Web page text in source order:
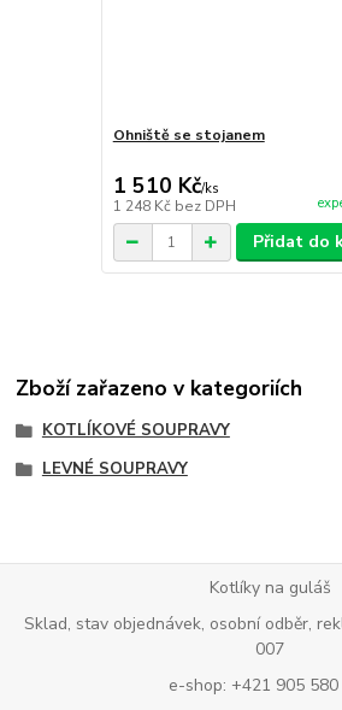
Ohniště se stojanem
1 510 Kč/ks
1 248 Kč bez DPH
Přidat do
Zboží zařazeno v kategoriích
KOTLÍKOVÉ SOUPRAVY
LEVNÉ SOUPRAVY
Kotlíky na guláš
Sklad, stav objednávek, osobní odběr,
007
e-shop: +421 905